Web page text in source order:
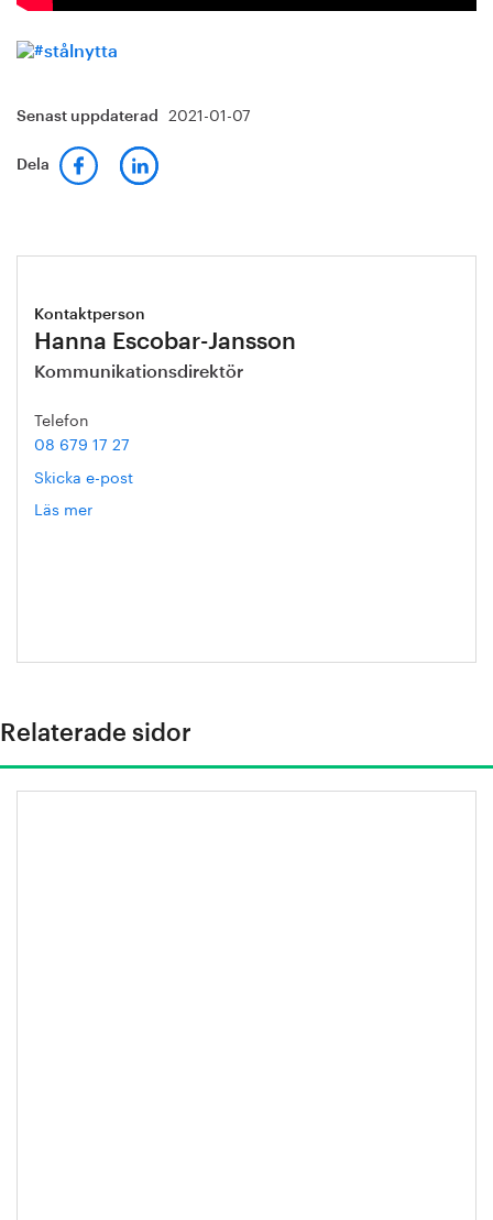
Senast uppdaterad 2021-01-07
Dela
Kontaktperson
Hanna Escobar-Jansson
Kommunikationsdirektör
Telefon
08 679 17 27
Skicka e-post
Läs mer
Relaterade sidor